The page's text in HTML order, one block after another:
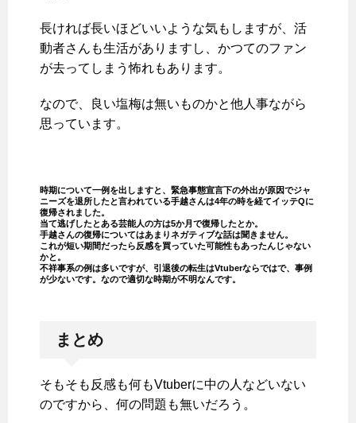
長ければ長いほどいいような気もしますが、活
動者さんも生活がありますし、かつてのファン
が去ってしまう怖れもあります。
なので、良い塩梅は無いものかと他人事ながら
思っています。
時期について一例を出しますと、緊急事態宣言下の外出が原因でジャ
ニーズを退所したと言われている手越さんは4年の時を経てイッテQに
復帰されました。
当て逃げしたとある芸能人の方は5か月で復帰したとか。
手越さんの復帰についてはあまりネガティブな話は聞きません。
これが短い期間だったら反感を買っていた可能性もあったんじゃない
かと。
不祥事系の例は多いですが、引退後の転生はVtuberならではで、事例
が少ないです。なので適切な時期が不明なんです。
まとめ
そもそも反感も何もVtuberに中の人などいない
のですから、何の問題も無いだろう。